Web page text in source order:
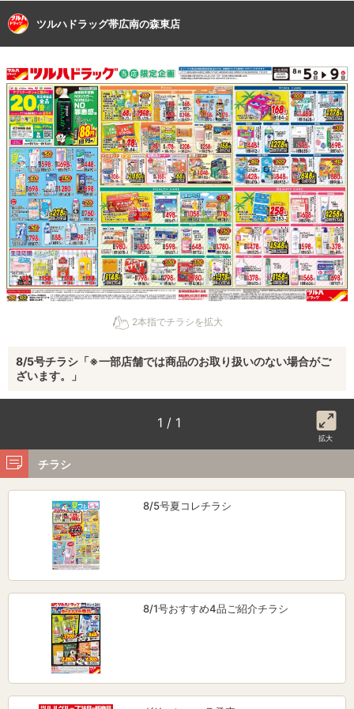
ツルハドラッグ帯広南の森東店
2本指でチラシを拡大
8/5号チラシ「※一部店舗では商品のお取り扱いのない場合がご
ざいます。」
1 / 1
拡大
チラシ
8/5号夏コレチラシ
8/1号おすすめ4品ご紹介チラシ